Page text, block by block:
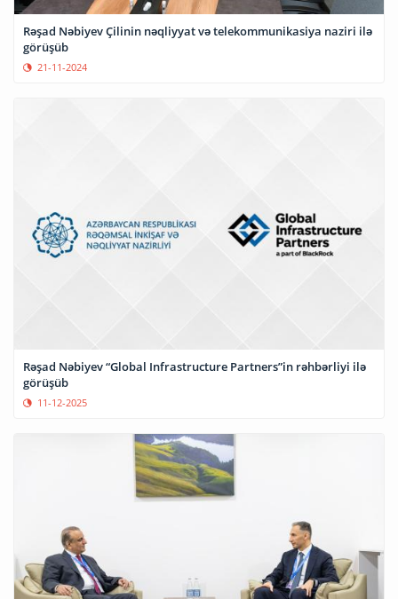
Rəşad Nəbiyev Çilinin nəqliyyat və telekommunikasiya naziri ilə
görüşüb
21-11-2024
Rəşad Nəbiyev “Global Infrastructure Partners”in rəhbərliyi ilə
görüşüb
11-12-2025